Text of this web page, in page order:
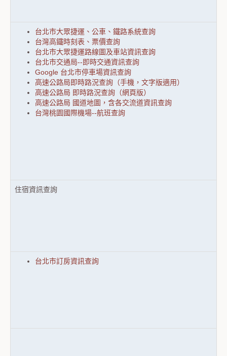
台北市大眾捷運、公車、鐵路系統查詢
台灣高鐵時刻表、票價查詢
台北市大眾捷運路線圖及車站資訊查詢
台北市交通局--即時交通資訊查詢
Google 台北市停車場資訊查詢
高速公路局即時路況查詢（手機，文字版適用）
高速公路局 即時路況查詢（網頁版）
高速公路局 國道地圖，含各交流道資訊查詢
台灣桃園國際機場--航班查詢
住宿資訊查詢
台北市訂房資訊查詢